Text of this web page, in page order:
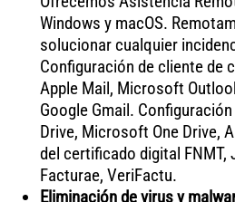
Windows y macOS.
solucionar cualquier
Configuración de cliente de
Apple Mail, Microsoft
Google Gmail.
Drive, Microsoft One Drive,
del certificado digital FNMT,
Facturae, VeriFactu.
Eliminación de virus y